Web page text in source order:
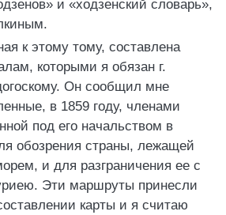
и «ходзенский словарь»,
к этому тому, составлена
которыми я обязан г.
Он сообщил мне
в 1859 году, членами
под его начальством в
обозрения страны, лежащей
и для разграничения ее с
Эти маршруты принесли
карты и я считаю